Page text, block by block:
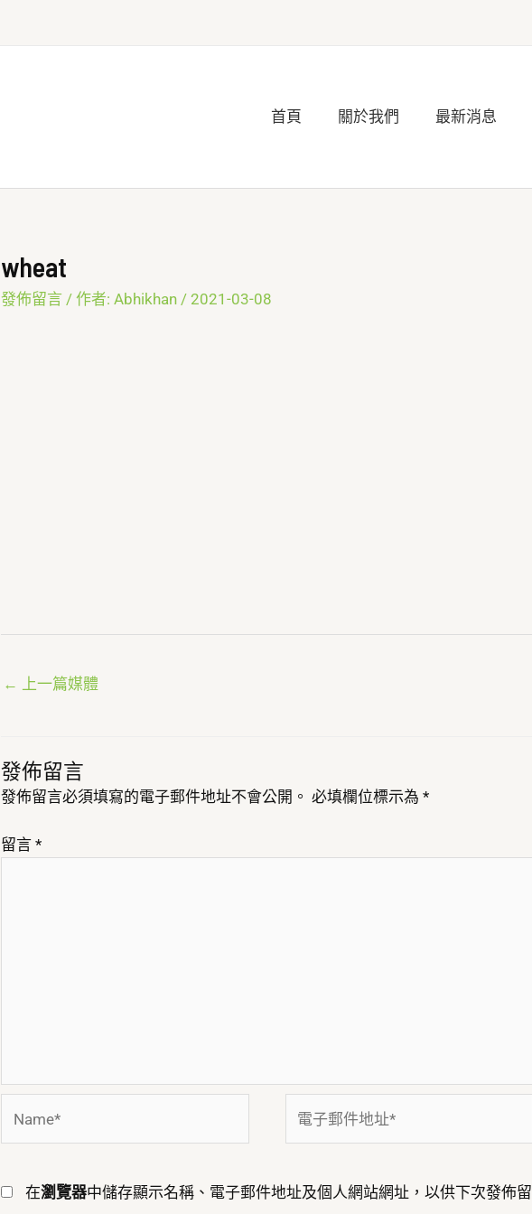
首頁 關於我們 最新消息
wheat
發佈留言 / 作者:Abhikhan /2021-03-08
← 上一篇媒體
發佈留言
發佈留言必須填寫的電子郵件地址不會公開。 必填欄位標示為*
留言*
件
在瀏覽器中儲存顯示名稱、電子郵件地址及個人網站網址，以供下次發佈